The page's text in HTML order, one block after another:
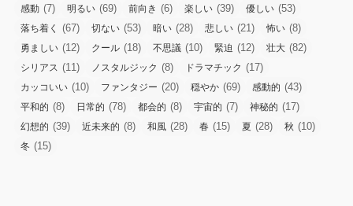
感動 (7) 明るい (69) 前向き (6) 楽しい (39) 優しい (53)
落ち着く (67) 切ない (53) 暗い (28) 悲しい (21) 怖い (8)
勇ましい (12) クール (18) 不思議 (10) 緊迫 (12) 壮大 (82)
シリアス (11) ノスタルジック (8) ドラマチック (17)
カッコいい (10) ファンタジー (20) 穏やか (69) 感動的 (43)
平和的 (8) 日常的 (78) 都会的 (8) 宇宙的 (7) 神秘的 (17)
幻想的 (39) 近未来的 (8) 和風 (28) 春 (15) 夏 (28) 秋 (10)
冬 (15)